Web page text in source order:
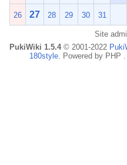
26 27 28 29 30 31
Site
PukiWiki 1.5.4© 2001-2022
180style. Powered by PHP